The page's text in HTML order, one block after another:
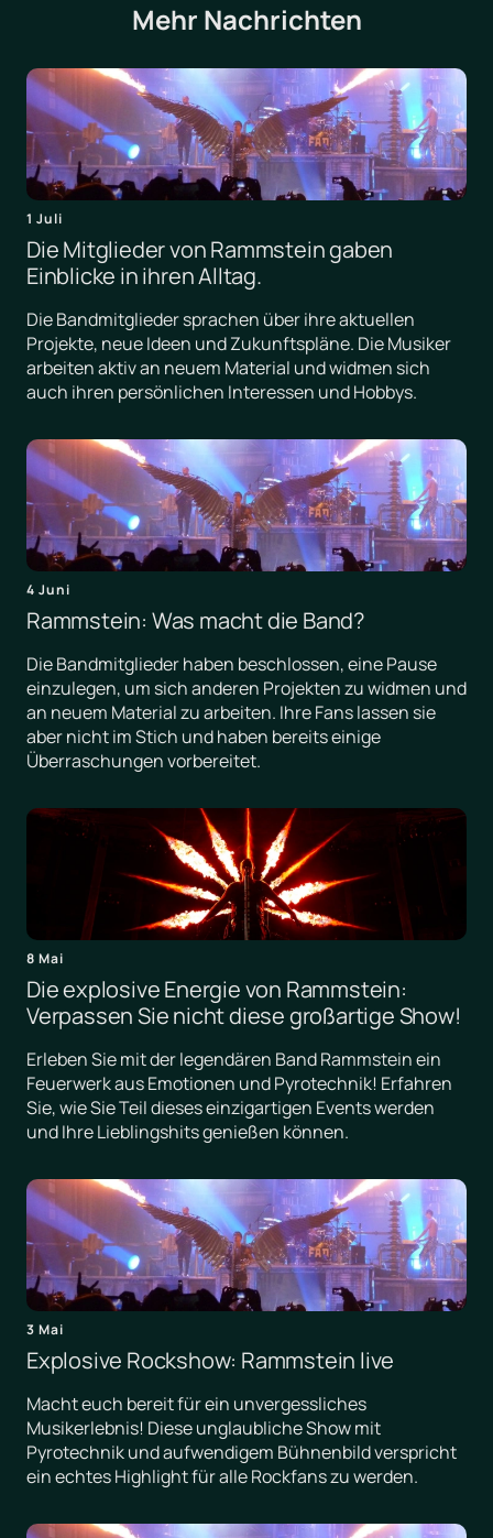
Mehr Nachrichten
1 Juli
Die Mitglieder von Rammstein gaben
Einblicke in ihren Alltag.
Die Bandmitglieder sprachen über ihre aktuellen
Projekte, neue Ideen und Zukunftspläne. Die Musiker
arbeiten aktiv an neuem Material und widmen sich
auch ihren persönlichen Interessen und Hobbys.
4 Juni
Rammstein: Was macht die Band?
Die Bandmitglieder haben beschlossen, eine Pause
einzulegen, um sich anderen Projekten zu widmen und
an neuem Material zu arbeiten. Ihre Fans lassen sie
aber nicht im Stich und haben bereits einige
Überraschungen vorbereitet.
8 Mai
Die explosive Energie von Rammstein:
Verpassen Sie nicht diese großartige Show!
Erleben Sie mit der legendären Band Rammstein ein
Feuerwerk aus Emotionen und Pyrotechnik! Erfahren
Sie, wie Sie Teil dieses einzigartigen Events werden
und Ihre Lieblingshits genießen können.
3 Mai
Explosive Rockshow: Rammstein live
Macht euch bereit für ein unvergessliches
Musikerlebnis! Diese unglaubliche Show mit
Pyrotechnik und aufwendigem Bühnenbild verspricht
ein echtes Highlight für alle Rockfans zu werden.